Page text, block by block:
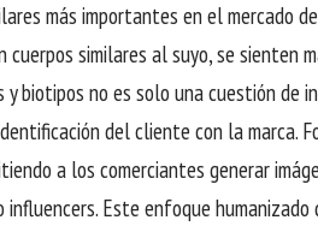
más importantes en el mercado
similares al suyo, se sienten
biotipos no es solo una cuestión de
del cliente con la marca.
a los comerciantes generar
Este enfoque